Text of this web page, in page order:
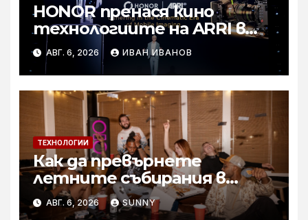
HONOR пренася кино
технологиите на ARRI в
мобилното творчество на
събитието Imaging
Technology Launch
АВГ. 6, 2026 ИВАН ИВАНОВ
ТЕХНОЛОГИИ
Как да превърнете
летните събирания в
купон с караоке система
АВГ. 6, 2026 SUNNY